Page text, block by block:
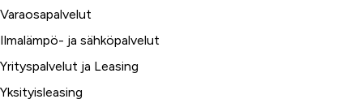
Varaosapalvelut
Ilmalämpö- ja sähköpalvelut
Yrityspalvelut ja Leasing
Yksityisleasing